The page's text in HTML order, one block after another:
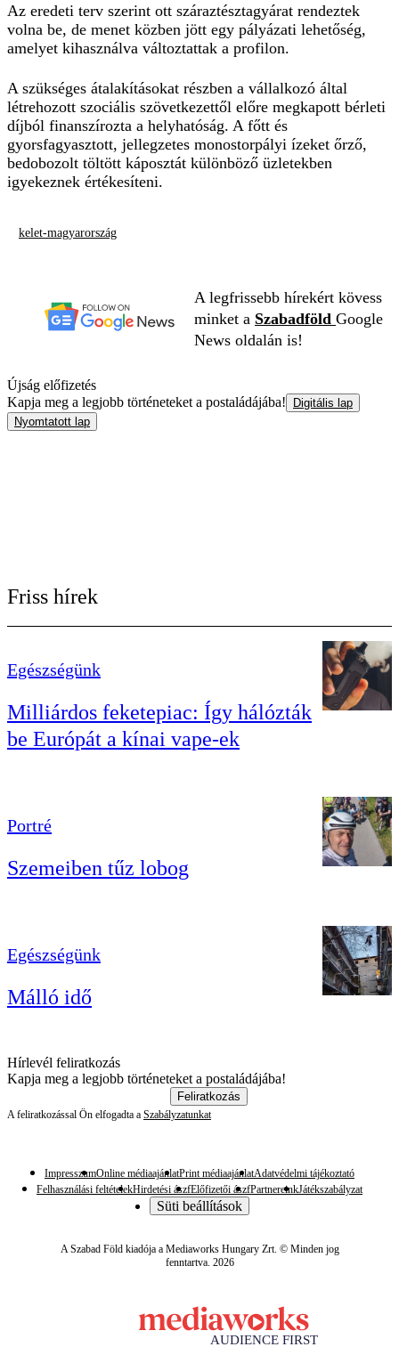
Az eredeti terv szerint ott száraztésztagyárat rendeztek
volna be, de menet közben jött egy pályázati lehetőség,
amelyet kihasználva változtattak a profilon.
A szükséges átalakításokat részben a vállalkozó által
létrehozott szociális szövetkezettől előre megkapott bérleti
díjból finanszírozta a helyhatóság. A főtt és
gyorsfagyasztott, jellegzetes monostorpályi ízeket őrző,
bedobozolt töltött káposztát különböző üzletekben
igyekeznek értékesíteni.
kelet-magyarország
A legfrissebb hírekért kövess
minket a Szabadföld Google
News oldalán is!
Újság előfizetés
Kapja meg a legjobb történeteket a postaládájába!
Digitális lap
Nyomtatott lap
Friss hírek
Egészségünk
Milliárdos feketepiac: Így hálózták
be Európát a kínai vape-ek
Portré
Szemeiben tűz lobog
Egészségünk
Málló idő
Hírlevél feliratkozás
Kapja meg a legjobb történeteket a postaládájába!
Feliratkozás
A feliratkozással Ön elfogadta a Szabályzatunkat
ImpresszumOnline médiaajánlatPrint médiaajánlatAdatvédelmi tájékoztató
Felhasználási feltételekHirdetési ászfElőfizetői ászfPartnereinkJátékszabályzat
Süti beállítások
A Szabad Föld kiadója a Mediaworks Hungary Zrt. © Minden jog
fenntartva. 2026